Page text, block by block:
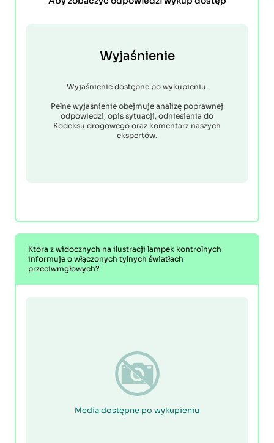
Wyjaśnienie
Wyjaśnienie dostępne po wykupieniu.
Pełne wyjaśnienie obejmuje analizę poprawnej
odpowiedzi, opis sytuacji, odniesienia do
Kodeksu drogowego oraz komentarz naszych
ekspertów.
Która z widocznych na ilustracji lampek kontrolnych
informuje o włączonych tylnych światłach
przeciwmgłowych?
Media dostępne po wykupieniu